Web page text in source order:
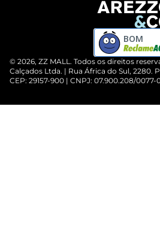
© 2026, ZZ MALL. Todos os direitos
Calçados Ltda. | Rua África do Sul, 2280.
CEP: 29157-900 | CNPJ: 07.900.208/0077-
BOM